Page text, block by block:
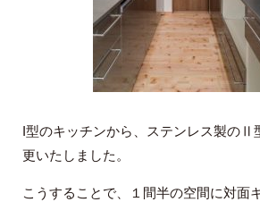
I型のキッチンから、ステンレス製のⅡ
更いたしました。
こうすることで、１間半の空間に対面